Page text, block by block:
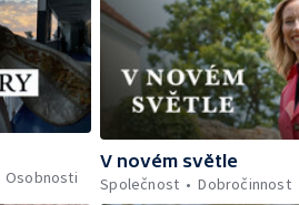
Osobnosti
V novém světle
Společnost
Dobročinnost